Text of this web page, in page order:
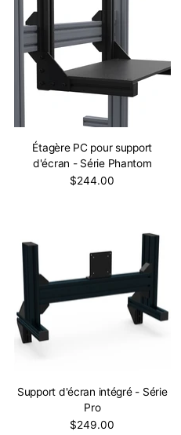
Étagère PC pour support
d'écran - Série Phantom
$244.00
Support d'écran intégré - Série
Pro
$249.00